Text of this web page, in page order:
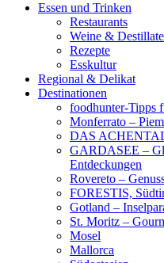
Essen und Trinken
Restaurants
Weine & Destillate
Rezepte
Esskultur
Regional & Delikat
Destinationen
foodhunter-Tipps
Monferrato –
DAS
GARDASEE –
Entdeckungen
Rovereto –
FORESTIS,
Gotland –
St. Moritz –
Mosel
Mallorca